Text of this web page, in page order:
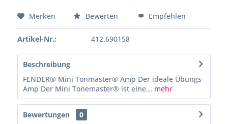
Merken Bewerten Empfehlen
Artikel-Nr.: 412.690158
Beschreibung
FENDER® Mini Tonmaster® Amp Der ideale Übungs-
Amp Der Mini Tonemaster® ist eine... mehr
Bewertungen 0